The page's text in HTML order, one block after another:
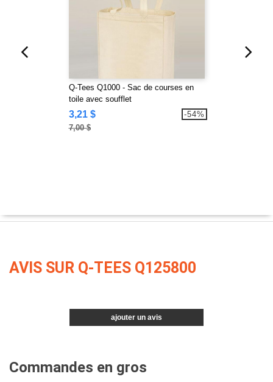
Q-Tees Q1000 - Sac de courses en
toile avec soufflet
3,21 $
7,00 $
-54%
AVIS SUR Q-TEES Q125800
ajouter un avis
Commandes en gros